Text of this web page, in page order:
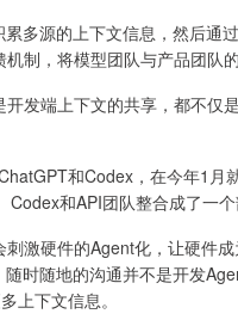
多源的上下文信息，然后
制，将模型团队与产品团队
发端上下文的共享，都不仅
和Codex，在今年1
和API团队整合成了一
激硬件的Agent化，让硬件
时随地的沟通并不是开发
上下文信息。